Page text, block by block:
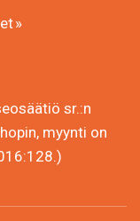
sr.:n
myynti on